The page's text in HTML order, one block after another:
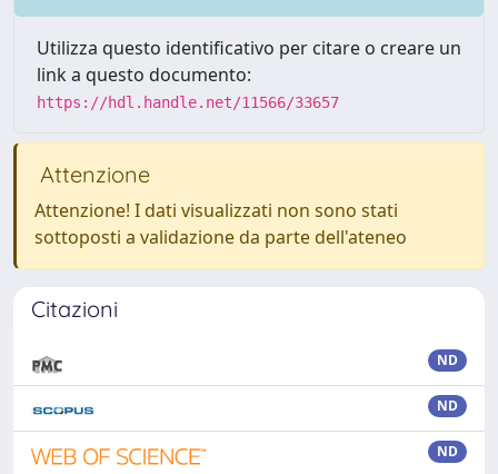
Utilizza questo identificativo per citare o creare un
link a questo documento:
https://hdl.handle.net/11566/33657
Attenzione
Attenzione! I dati visualizzati non sono stati
sottoposti a validazione da parte dell'ateneo
Citazioni
ND
ND
ND